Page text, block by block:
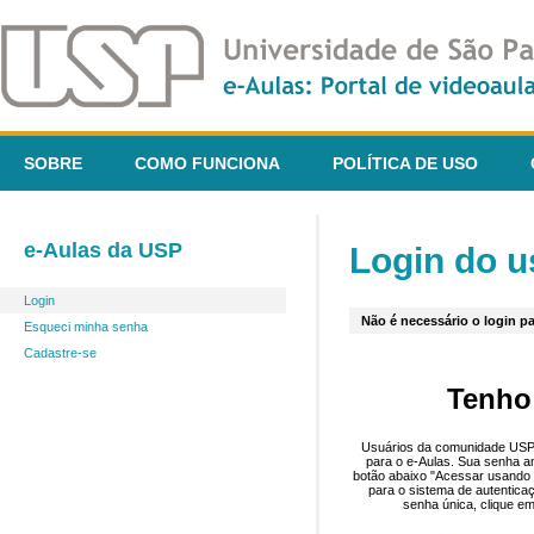
SOBRE COMO FUNCIONA POLÍTICA DE USO
e-Aulas da USP
Login
Esqueci minha senha
Cadastre-se
Login do
Não é necessário o login
Usuários da comunidade
para o e-Aulas. Sua senha
botão abaixo "Acessar
para o sistema de
senha única, clique